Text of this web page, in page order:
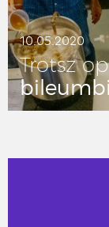
10.05.2020
Trotsz